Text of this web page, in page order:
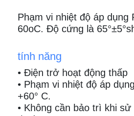
Phạm vi nhiệt độ áp dụng
60oC. Độ cứng là
tính năng
• Điện trở hoạt động thấp
• Phạm vi nhiệt độ áp
+60° C.
• Không cần bảo trì khi sử